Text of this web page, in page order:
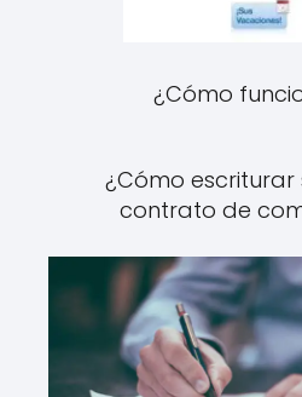
¿Cómo
¿Cómo escriturar
contrato de